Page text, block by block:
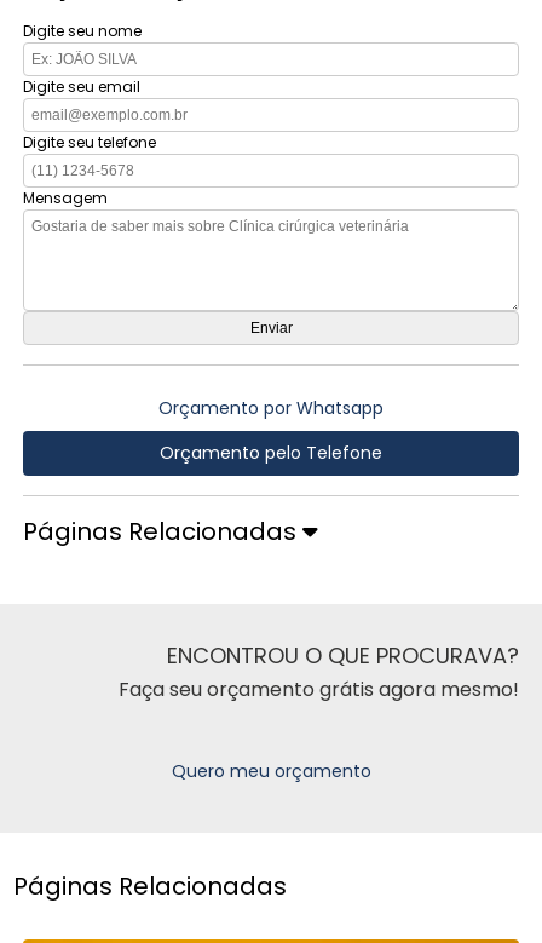
Digite seu nome
Digite seu email
Digite seu telefone
Mensagem
Orçamento por Whatsapp
Orçamento pelo Telefone
Páginas Relacionadas
ENCONTROU O QUE PROCURAVA?
Faça seu orçamento grátis agora mesmo!
Quero meu orçamento
Páginas Relacionadas